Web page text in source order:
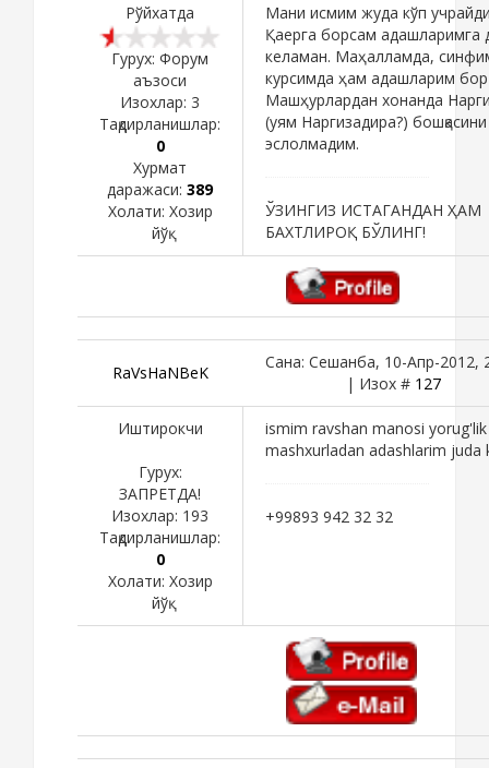
Рўйхатда
Гурух: Форум
аъзоси
Изохлар: 3
Тақдирланишлар:
0
Хурмат
даражаси: 389
Холати: Хозир
йўқ
Мани исмим жуда кўп
Қаерга борсам адашларимга
келаман. Маҳалламда,
курсимда ҳам адашларим бор
Машҳурлардан хонанда
(уям Наргизадира?) бошқасини
эслолмадим.
ЎЗИНГИЗ ИСТАГАНДАН ҲАМ
БАХТЛИРОҚ БЎЛИНГ!
RaVsHaNBeK
Сана: Сешанба, 10-Апр-2012,
| Изох # 127
Иштирокчи
Гурух:
ЗАПРЕТДА!
Изохлар: 193
Тақдирланишлар:
0
Холати: Хозир
йўқ
ismim ravshan manosi yorug'lik
mashxurladan adashlarim juda
+99893 942 32 32